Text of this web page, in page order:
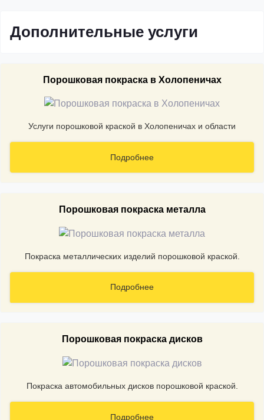
Дополнительные услуги
Порошковая покраска в Холопеничах
Услуги порошковой краской в Холопеничах и области
Подробнее
Порошковая покраска металла
Покраска металлических изделий порошковой краской.
Подробнее
Порошковая покраска дисков
Покраска автомобильных дисков порошковой краской.
Подробнее